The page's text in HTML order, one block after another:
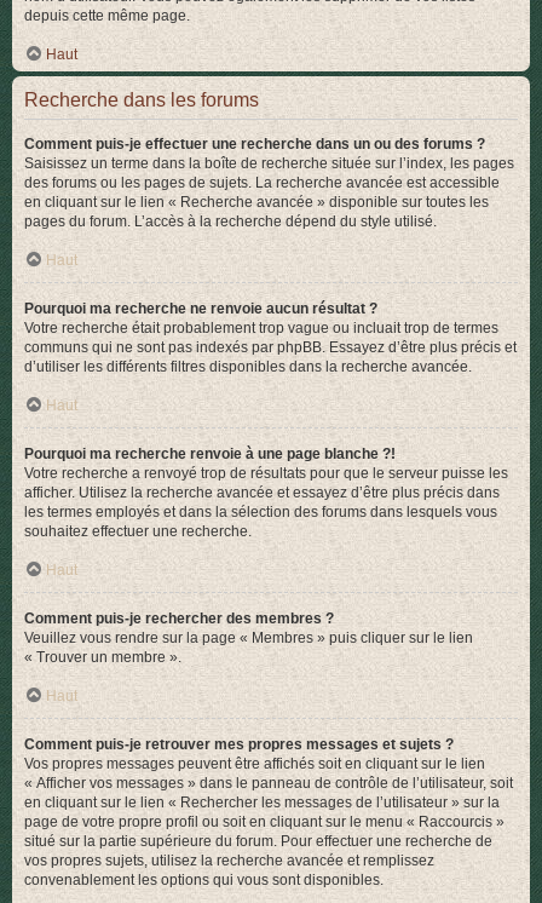
depuis cette même page.
Haut
Recherche dans les forums
Comment puis-je effectuer une recherche dans un ou des forums ?
Saisissez un terme dans la boîte de recherche située sur l’index, les pages
des forums ou les pages de sujets. La recherche avancée est accessible
en cliquant sur le lien « Recherche avancée » disponible sur toutes les
pages du forum. L’accès à la recherche dépend du style utilisé.
Haut
Pourquoi ma recherche ne renvoie aucun résultat ?
Votre recherche était probablement trop vague ou incluait trop de termes
communs qui ne sont pas indexés par phpBB. Essayez d’être plus précis et
d’utiliser les différents filtres disponibles dans la recherche avancée.
Haut
Pourquoi ma recherche renvoie à une page blanche ?!
Votre recherche a renvoyé trop de résultats pour que le serveur puisse les
afficher. Utilisez la recherche avancée et essayez d’être plus précis dans
les termes employés et dans la sélection des forums dans lesquels vous
souhaitez effectuer une recherche.
Haut
Comment puis-je rechercher des membres ?
Veuillez vous rendre sur la page « Membres » puis cliquer sur le lien
« Trouver un membre ».
Haut
Comment puis-je retrouver mes propres messages et sujets ?
Vos propres messages peuvent être affichés soit en cliquant sur le lien
« Afficher vos messages » dans le panneau de contrôle de l’utilisateur, soit
en cliquant sur le lien « Rechercher les messages de l’utilisateur » sur la
page de votre propre profil ou soit en cliquant sur le menu « Raccourcis »
situé sur la partie supérieure du forum. Pour effectuer une recherche de
vos propres sujets, utilisez la recherche avancée et remplissez
convenablement les options qui vous sont disponibles.